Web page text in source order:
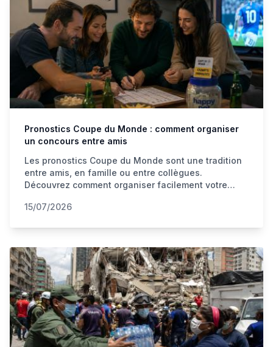
Pronostics Coupe du Monde : comment organiser
un concours entre amis
Les pronostics Coupe du Monde sont une tradition
entre amis, en famille ou entre collègues.
Découvrez comment organiser facilement votre
contributions liées à votre événement.
15/07/2026